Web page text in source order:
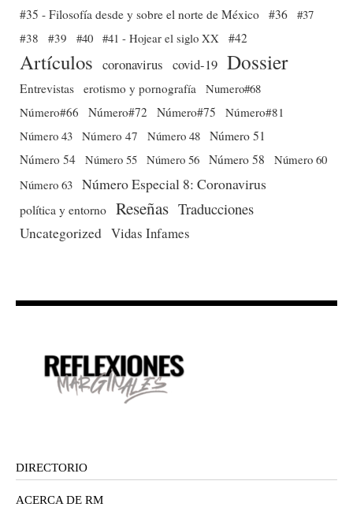
#35 - Filosofía desde y sobre el norte de México #36 #37
#38
#39 #40 #41 - Hojear el siglo XX #42
Artículos coronavirus covid-19 Dossier
Entrevistas erotismo y pornografía Numero#68
Número#66
Número#72 Número#75
Número#81
Número 43 Número 47 Número 48 Número 51
Número 54 Número 55 Número 56 Número 58
Número 60
Número 63 Número Especial 8: Coronavirus
política y entorno Reseñas Traducciones
Uncategorized Vidas Infames
DIRECTORIO
ACERCA DE RM